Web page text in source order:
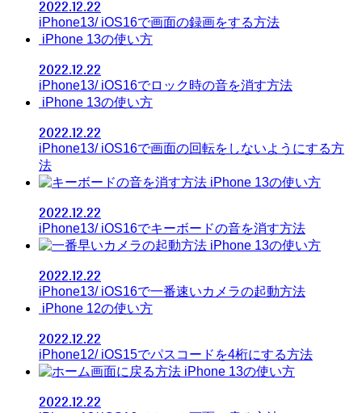
2022.12.22
iPhone13/ iOS16で画面の録画をする方法
iPhone 13の使い方
2022.12.22
iPhone13/ iOS16でロック時の音を消す方法
iPhone 13の使い方
2022.12.22
iPhone13/ iOS16で画面の回転をしないようにする方
法
iPhone 13の使い方
2022.12.22
iPhone13/ iOS16でキーボードの音を消す方法
iPhone 13の使い方
2022.12.22
iPhone13/ iOS16で一番速いカメラの起動方法
iPhone 12の使い方
2022.12.22
iPhone12/ iOS15でパスコードを4桁にする方法
iPhone 13の使い方
2022.12.22